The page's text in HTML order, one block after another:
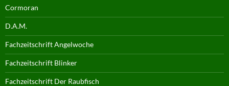
Cormoran
D.A.M.
Fachzeitschrift Angelwoche
Fachzeitschrift Blinker
Fachzeitschrift Der Raubfisch